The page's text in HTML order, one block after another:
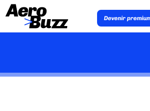
Devenir